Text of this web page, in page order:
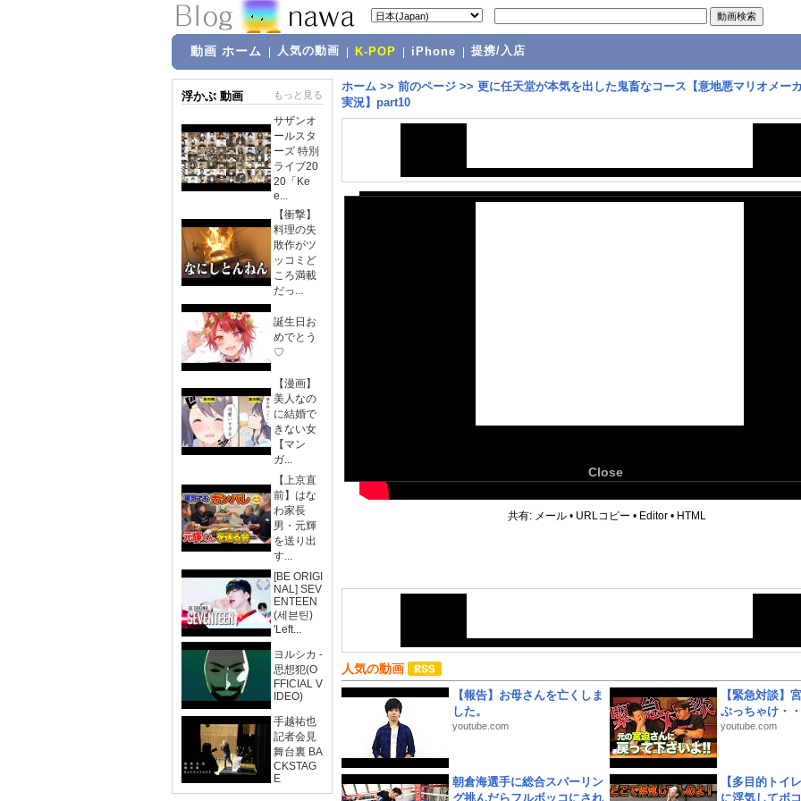
動画 ホーム 人気の動画 K-POP iPhone 提携/入店
浮かぶ 動画 もっと見る
サザンオ
ールスタ
ーズ 特別
ライブ20
20「Ke
e...
【衝撃】
料理の失
敗作がツ
ッコミど
ころ満載
だっ...
誕生日お
めでとう
♡
【漫画】
美人なの
に結婚で
きない女
【マン
ガ...
【上京直
前】はな
わ家長
男・元輝
を送り出
す...
[BE ORIGI
NAL] SEV
ENTEEN
(세븐틴)
'Left...
ヨルシカ -
思想犯(O
FFICIAL V
IDEO)
手越祐也
記者会見
舞台裏 BA
CKSTAG
E
ホーム >> 前のページ >> 更に任天堂が本気を出した鬼畜なコース【意地悪マリオメー
実況】part10
Close
共有: メール • URLコピー • Editor • HTML
人気の動画
【報告】お母さんを亡くしま
した。
youtube.com
【緊急対談】
ぶっちゃけ・
youtube.com
朝倉海選手に総合スパーリン
グ挑んだらフルボッコにされ
【多目的トイ
に浮気してボ